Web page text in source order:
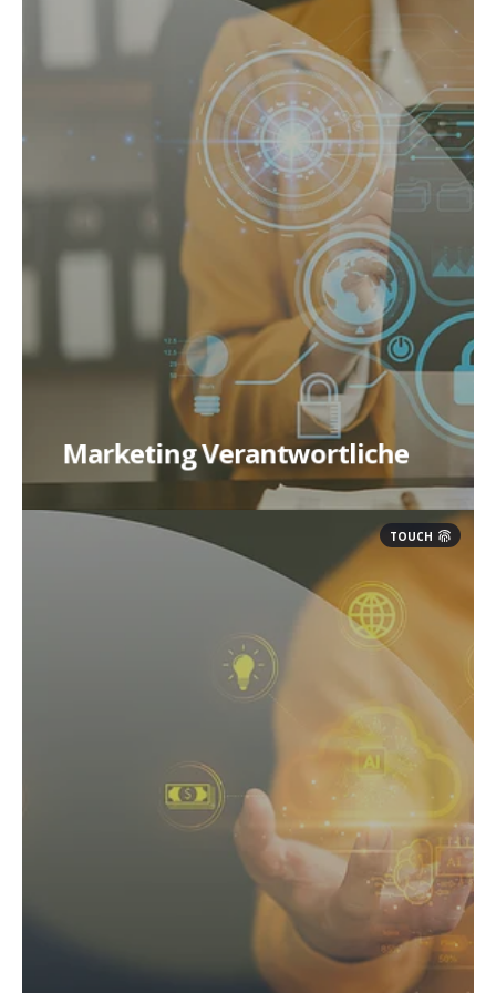
Marketing Verantwortliche
TOUCH
Erleben Sie, wie KI Ihren Arbeitsalltag
erleichtert, Routineaufgaben automatisiert und
mehr Raum für kreative und strategische